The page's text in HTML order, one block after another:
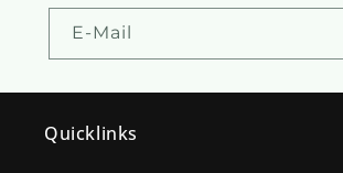
E-Mail
Quicklinks